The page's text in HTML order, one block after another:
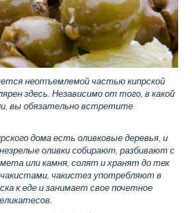
неотъемлемой частью кипрской
здесь. Независимо от того, в какой
вы обязательно встретите
дома есть оливковые деревья, и
оливки собирают, разбивают с
или камня, солят и хранят до тех
чакистез употребляют в
к еде и занимает свое почетное